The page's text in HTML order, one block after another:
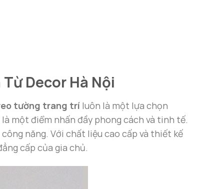
Decor Hà Nội
tường trang trí luôn là một lựa chọn
một điểm nhấn đầy phong cách và tinh tế.
năng. Với chất liệu cao cấp và thiết kế
cấp của gia chủ.